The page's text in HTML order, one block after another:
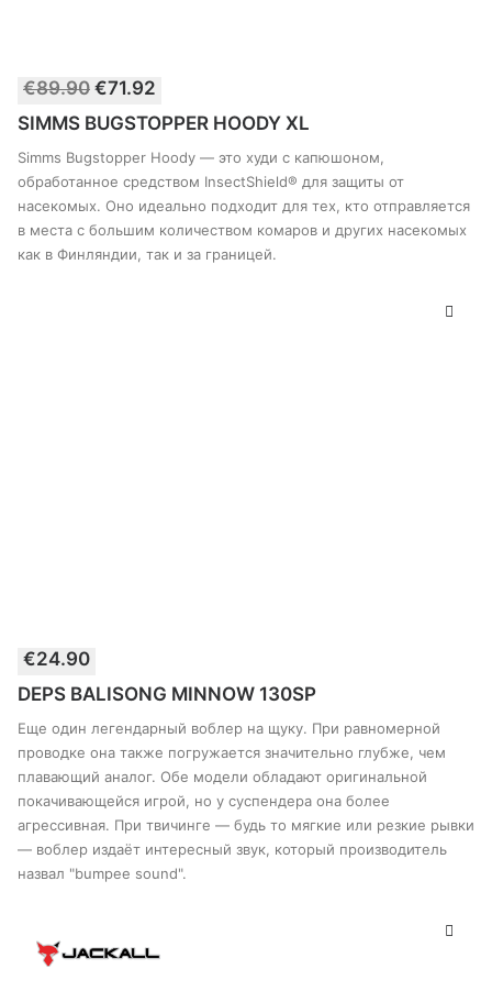
€89.90 Первоначальная
цена
составляла
€89.90.
€71.92
цена:
€71.92.
SIMMS BUGSTOPPER HOODY XL
Simms Bugstopper Hoody — это худи с капюшоном,
обработанное средством InsectShield® для защиты от
насекомых. Оно идеально подходит для тех, кто отправляется
в места с большим количеством комаров и других насекомых
как в Финляндии, так и за границей.
товар
несколько
вариантов.
Опции
можно
выбрать
на
странице
товара
€24.90
DEPS BALISONG MINNOW 130SP
Еще один легендарный воблер на щуку. При равномерной
проводке она также погружается значительно глубже, чем
плавающий аналог. Обе модели обладают оригинальной
покачивающейся игрой, но у суспендера она более
агрессивная. При твичинге — будь то мягкие или резкие рывки
— воблер издаёт интересный звук, который производитель
назвал "bumpee sound".